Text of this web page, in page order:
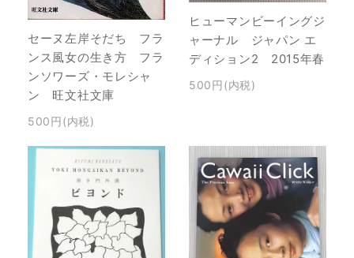
セーヌ左岸そだち フラ
ンス風女の生き方 フラ
ンソワーズ・モレシャ
ン 旺文社文庫
500円(内税)
ヒューマンビーイングジ
ャーナル ジャパン エ
ディション2 2015年春
500円(内税)